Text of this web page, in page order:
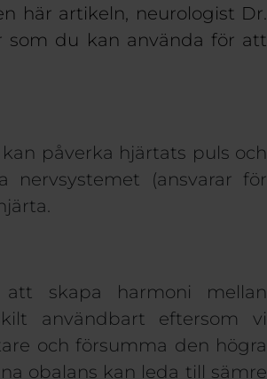
här artikeln, neurologist Dr.
som du kan använda för att
påverka hjärtats puls och
nervsystemet (ansvarar för
att skapa harmoni mellan
användbart eftersom vi
och försumma den högra
obalans kan leda till sämre